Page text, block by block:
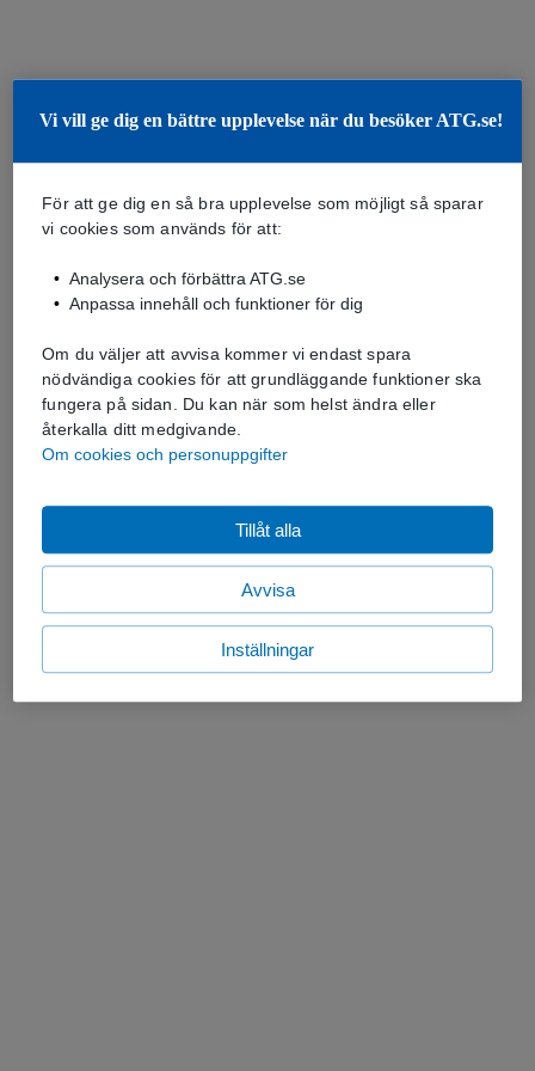
Vi vill ge dig en bättre upplevelse när du besöker ATG.se!
För att ge dig en så bra upplevelse som möjligt så sparar
vi cookies som används för att:
Analysera och förbättra ATG.se
Anpassa innehåll och funktioner för dig
Om du väljer att avvisa kommer vi endast spara
nödvändiga cookies för att grundläggande funktioner ska
fungera på sidan. Du kan när som helst ändra eller
återkalla ditt medgivande.
Om cookies och personuppgifter
Avvisa
Tillåt alla
Inställningar